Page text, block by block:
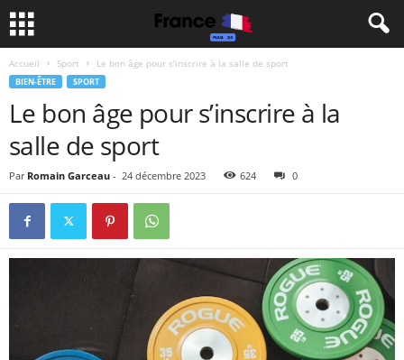
Accueil Sport Le bon âge pour s’inscrire à la salle de sport
BIEN-ÊTRE SPORT
Le bon âge pour s’inscrire à la
salle de sport
Par Romain Garceau - 24 décembre 2023 624 0